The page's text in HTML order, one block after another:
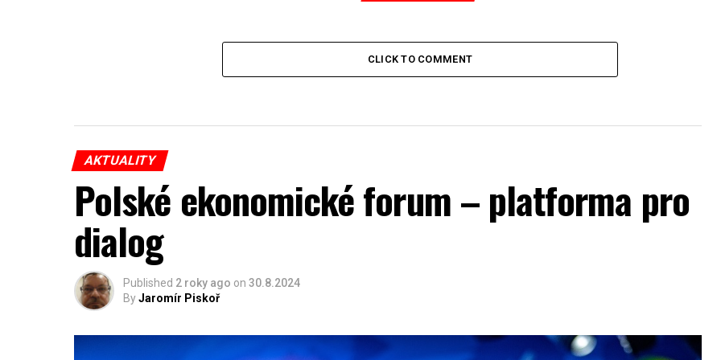
CLICK TO COMMENT
AKTUALITY
Polské ekonomické forum – platforma pro
dialog
Published 2 roky ago on 30.8.2024
ByJaromír Piskoř